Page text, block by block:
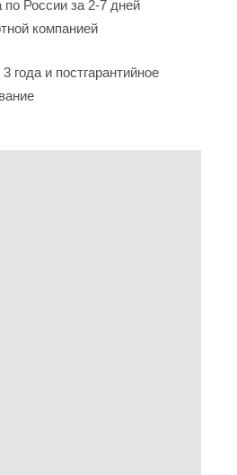
по России за 2-7 дней
компанией
3 года и постгарантийное